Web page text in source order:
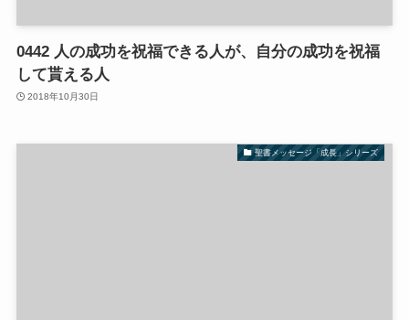
0442 人の成功を祝福できる人が、自分の成功を祝福
して貰える人
2018年10月30日
聖書メッセージ「成長」シリーズ